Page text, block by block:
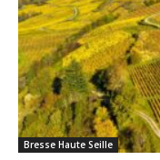
Bresse Haute Seille